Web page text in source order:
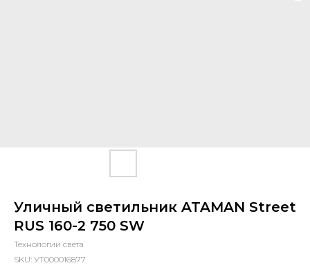
Уличный светильник ATAMAN Street
RUS 160-2 750 SW
Технологии света
SKU: УТ000016877